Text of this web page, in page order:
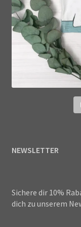
NEWSLETTER
Sichere dir 10%
dich zu unserem